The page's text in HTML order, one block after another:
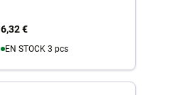
6,32 €
EN STOCK 3 pcs